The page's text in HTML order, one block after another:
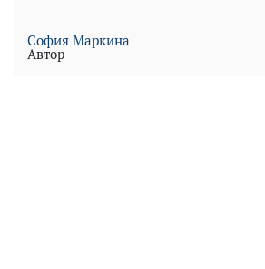
София Маркина
Автор